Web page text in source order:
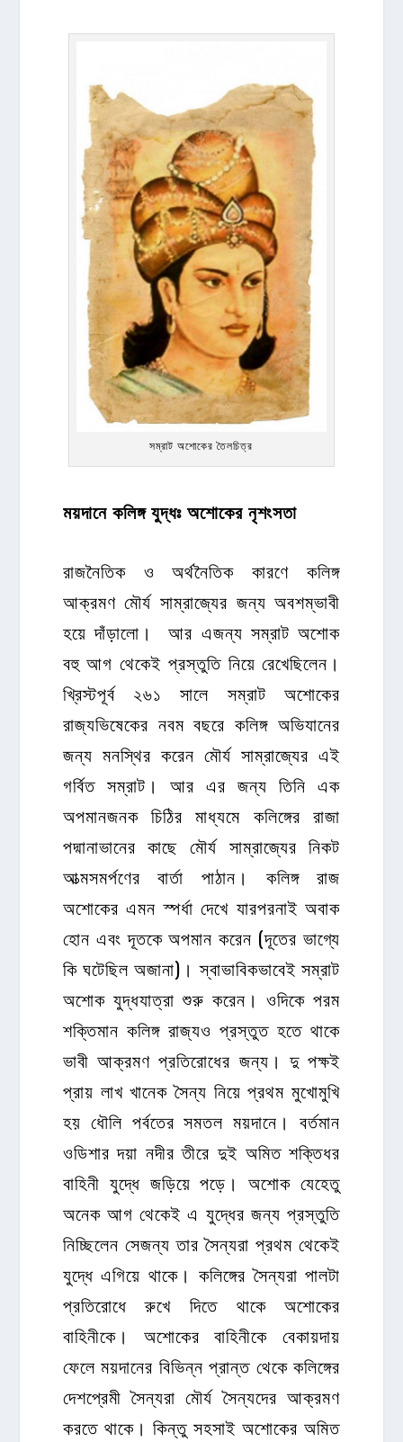
সম্রাট অশোকের তৈলচিত্র
ময়দানে কলিঙ্গ যুদ্ধঃ অশোকের নৃশংসতা
রাজনৈতিক ও অর্থনৈতিক কারণে কলিঙ্গ
আক্রমণ মৌর্য সাম্রাজ্যের জন্য অবশম্ভাবী
হয়ে দাঁড়ালো। আর এজন্য সম্রাট অশোক
বহু আগ থেকেই প্রস্তুতি নিয়ে রেখেছিলেন।
খ্রিস্টপূর্ব ২৬১ সালে সম্রাট অশোকের
রাজ্যভিষেকের নবম বছরে কলিঙ্গ অভিযানের
জন্য মনস্থির করেন মৌর্য সাম্রাজ্যের এই
গর্বিত সম্রাট। আর এর জন্য তিনি এক
অপমানজনক চিঠির মাধ্যমে কলিঙ্গের রাজা
পদ্মানাভানের কাছে মৌর্য সাম্রাজ্যের নিকট
আত্মসমর্পণের বার্তা পাঠান। কলিঙ্গ রাজ
অশোকের এমন স্পর্ধা দেখে যারপরনাই অবাক
হোন এবং দূতকে অপমান করেন (দূতের ভাগ্যে
কি ঘটেছিল অজানা)। স্বাভাবিকভাবেই সম্রাট
অশোক যুদ্ধযাত্রা শুরু করেন। ওদিকে পরম
শক্তিমান কলিঙ্গ রাজ্যও প্রস্তুত হতে থাকে
ভাবী আক্রমণ প্রতিরোধের জন্য। দু পক্ষই
প্রায় লাখ খানেক সৈন্য নিয়ে প্রথম মুখোমুখি
হয় ধৌলি পর্বতের সমতল ময়দানে। বর্তমান
ওডিশার দয়া নদীর তীরে দুই অমিত শক্তিধর
বাহিনী যুদ্ধে জড়িয়ে পড়ে। অশোক যেহেতু
অনেক আগ থেকেই এ যুদ্ধের জন্য প্রস্তুতি
নিচ্ছিলেন সেজন্য তার সৈন্যরা প্রথম থেকেই
যুদ্ধে এগিয়ে থাকে। কলিঙ্গের সৈন্যরা পালটা
প্রতিরোধে রুখে দিতে থাকে অশোকের
বাহিনীকে। অশোকের বাহিনীকে বেকায়দায়
ফেলে ময়দানের বিভিন্ন প্রান্ত থেকে কলিঙ্গের
দেশপ্রেমী সৈন্যরা মৌর্য সৈন্যদের আক্রমণ
করতে থাকে। কিন্তু সহসাই অশোকের অমিত